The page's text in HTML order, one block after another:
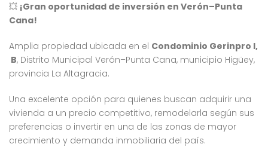
💥 ¡Gran oportunidad de inversión en Verón–Punta
Cana!
Amplia propiedad ubicada en el Condominio Gerinpro I,
B, Distrito Municipal Verón–Punta Cana, municipio Higüey,
provincia La Altagracia.
Una excelente opción para quienes buscan adquirir una
vivienda a un precio competitivo, remodelarla según sus
preferencias o invertir en una de las zonas de mayor
crecimiento y demanda inmobiliaria del país.